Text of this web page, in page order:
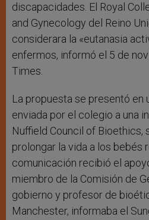
discapacidades. El Royal
and Gynecology del Reino
considerara la «eutanasia
enfermos, informó el 5 de
Times.
La propuesta se presentó en
enviada por el colegio a una
Nuffield Council of Bioethics,
prolongar la vida a los bebés
comunicación recibió el
miembro de la Comisión de
gobierno y profesor de
Manchester, informaba el